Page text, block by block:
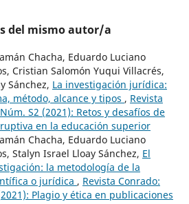
del mismo autor/a
Chacha, Eduardo Luciano
Cristian Salomón Yuqui Villacrés,
Sánchez, La investigación jurídica:
método, alcance y tipos , Revista
S2 (2021): Retos y desafíos de
en la educación superior
Chacha, Eduardo Luciano
Stalyn Israel Lloay Sánchez, El
la metodología de la
o jurídica , Revista Conrado:
Plagio y ética en publicaciones